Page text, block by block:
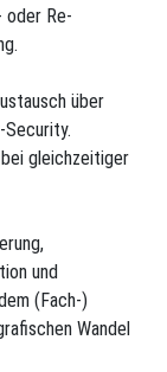
oder Re-
über
gleichzeitiger
und
(Fach-)
Wandel